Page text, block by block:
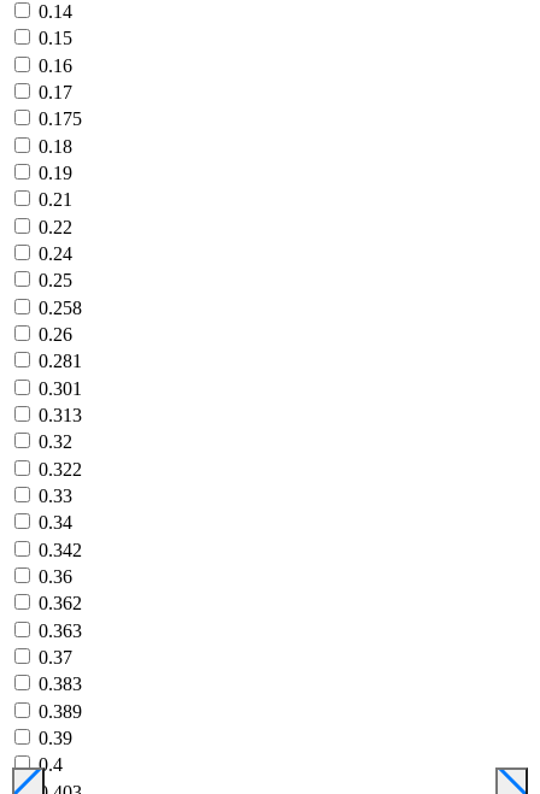
0.14
0.15
0.16
0.17
0.175
0.18
0.19
0.21
0.22
0.24
0.25
0.258
0.26
0.281
0.301
0.313
0.32
0.322
0.33
0.34
0.342
0.36
0.362
0.363
0.37
0.383
0.389
0.39
0.4